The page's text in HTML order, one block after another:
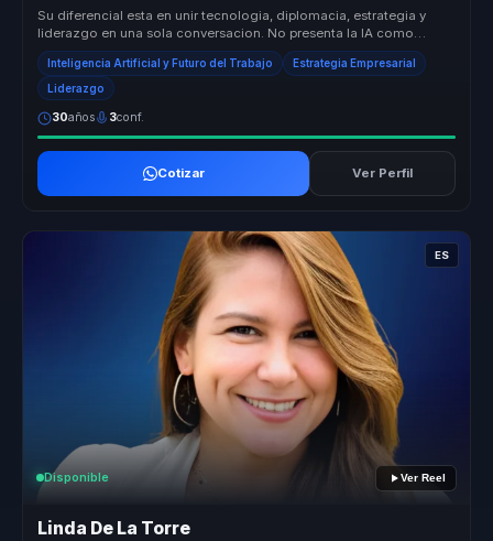
Su diferencial esta en unir tecnologia, diplomacia, estrategia y
liderazgo en una sola conversacion. No presenta la IA como
promesa abstr...
Inteligencia Artificial y Futuro del Trabajo Estrategia Empresarial
Liderazgo
30años 3conf.
Cotizar Ver Perfil
ES
Disponible Ver Reel
Linda De La Torre